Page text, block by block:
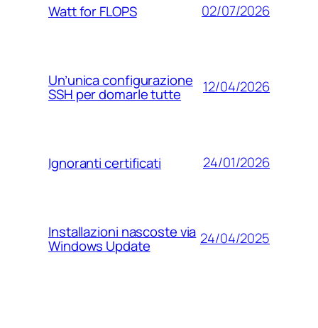
Watt for FLOPS 02/07/2026
Un’unica configurazione
SSH per domarle tutte 12/04/2026
Ignoranti certificati 24/01/2026
Installazioni nascoste via
Windows Update 24/04/2025